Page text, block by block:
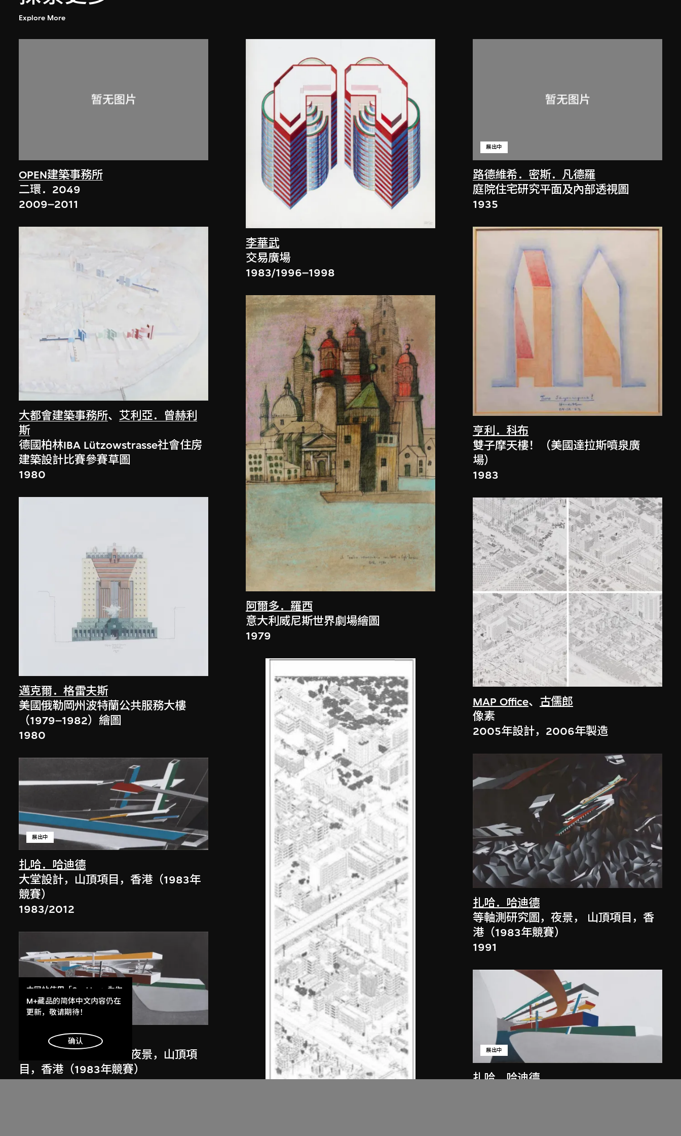
Explore More
OPEN建築事務所
二環．2049
2009–2011
大都會建築事務所、艾利亞．曾赫利
斯
德國柏林IBA Lützowstrasse社會住房
建築設計比賽參賽草圖
1980
邁克爾．格雷夫斯
美國俄勒岡州波特蘭公共服務大樓
（1979–1982）繪圖
1980
扎哈．哈迪德
展出中
大堂設計，山頂項目，香港（1983年
競賽）
1983/2012
扎哈．哈迪德
展出中
斜坡入口／坡度入口，夜景，山頂項
目，香港（1983年競賽）
李華武
交易廣場
1983/1996–1998
阿爾多．羅西
意大利威尼斯世界劇場繪圖
1979
路德維希．密斯．凡德羅
展出中
庭院住宅研究平面及內部透視圖
1935
亨利．科布
雙子摩天樓！（美國達拉斯噴泉廣
場）
1983
MAP Office、 古儒郎
像素
2005年設計，2006年製造
扎哈．哈迪德
等軸測研究圖，夜景， 山頂項目，香
港（1983年競賽）
1991
扎哈．哈迪德
展出中
本网站使用「Cookies」为你
提供最好的网站体验。
了解更多
明白
M+藏品的简体中文内容仍在
更新，敬请期待！
确认